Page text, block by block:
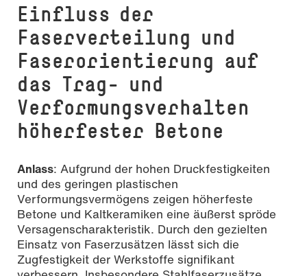
Einfluss der
Faserverteilung und
Faserorientierung auf
das Trag- und
Verformungsverhalten
höherfester Betone
Anlass: Aufgrund der hohen Druckfestigkeiten
und des geringen plastischen
Verformungsvermögens zeigen höherfeste
Betone und Kaltkeramiken eine äußerst spröde
Versagenscharakteristik. Durch den gezielten
Einsatz von Faserzusätzen lässt sich die
Zugfestigkeit der Werkstoffe signiﬁkant